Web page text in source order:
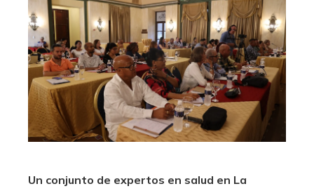
Un conjunto de expertos en salud en La